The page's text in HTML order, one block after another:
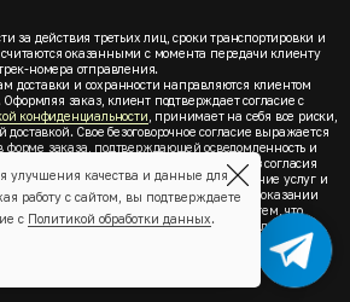
за действия третьих лиц, сроки транспортировки и
оказанными с момента передачи клиенту
номера отправления.
доставки и сохранности направляются клиентом
заказ, клиент подтверждает согласие с
конфиденциальности , принимает на себя все риски,
Свое безоговорочное согласие выражается
форме заказа, подтверждающей осведомленность и
предлагаемыми сервисом условиями. Без согласия
иполитикой конфиденциальностиоказание услуг и
Заключая акцепт условий оферты об оказании
заверяет, подтверждает и соглашается с тем, что
запросу выбраны им для личных,
и иных нужд, не связанных с осуществлением
он не будет продавать или иным образом
улучшения качества и данные для
работу с сайтом, вы подтверждаете
с Политикой обработки данных.